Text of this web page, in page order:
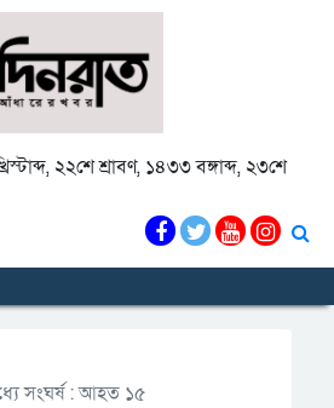
, ২২শে শ্রাবণ, ১৪৩৩ বঙ্গাব্দ, ২৩শে
সংঘর্ষ : আহত ১৫